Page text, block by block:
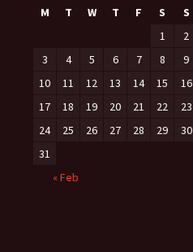
M
T W T F S
S
1
2
3
4 5 6 7 8
9
10
11 12 13 14 15
16
17
18 19 20 21 22
23
24
25 26 27 28 29
30
31
« Feb